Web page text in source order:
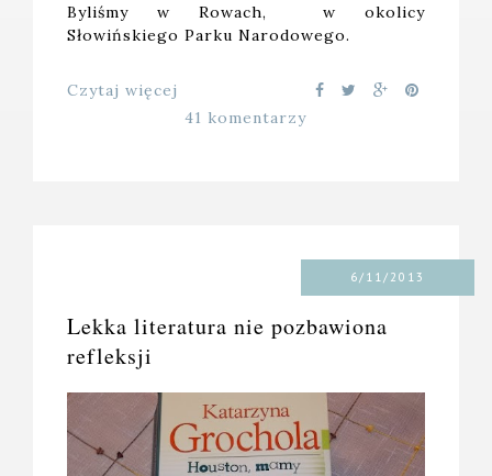
Byliśmy w Rowach, w okolicy
Słowińskiego Parku Narodowego.
Czytaj więcej
41 komentarzy
6/11/2013
Lekka literatura nie pozbawiona
refleksji